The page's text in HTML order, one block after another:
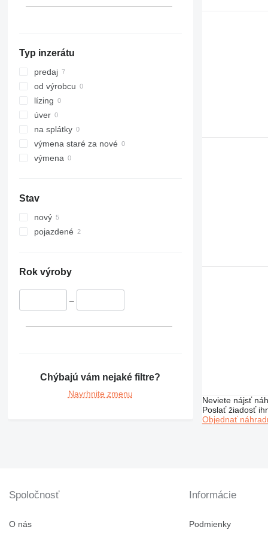
980M
D4
D5
D6
D7
D9
D10
D400
IT
IT28G
Typ inzerátu
predaj
od výrobcu
lízing
úver
na splátky
výmena staré za nové
výmena
Stav
nový
pojazdené
Rok výroby
–
Chýbajú vám nejaké filtre?
Navrhnite zmenu
Neviete nájsť
Poslať žiadosť
Objednať
Spoločnosť
O nás
Informácie
Podmienky